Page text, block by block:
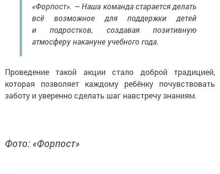
«Форпост». — Наша команда старается делать
всё возможное для поддержки детей
и подростков, создавая позитивную
атмосферу накануне учебного года.
Проведение такой акции стало доброй традицией,
которая позволяет каждому ребёнку почувствовать
заботу и уверенно сделать шаг навстречу знаниям.
Фото: «Форпост»